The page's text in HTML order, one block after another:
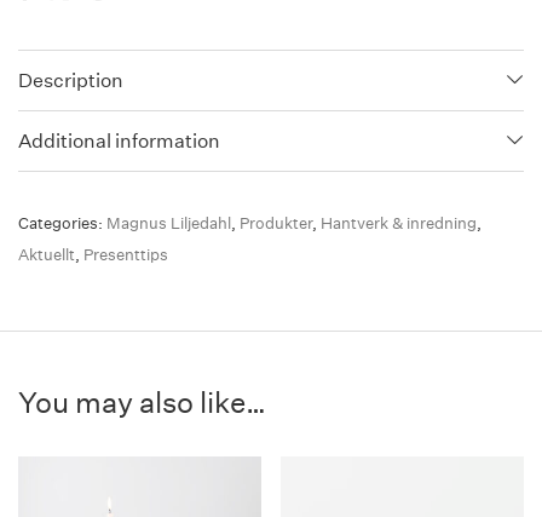
Description
Additional information
Categories: Magnus Liljedahl, Produkter, Hantverk & inredning,
Aktuellt, Presenttips
You may also like…